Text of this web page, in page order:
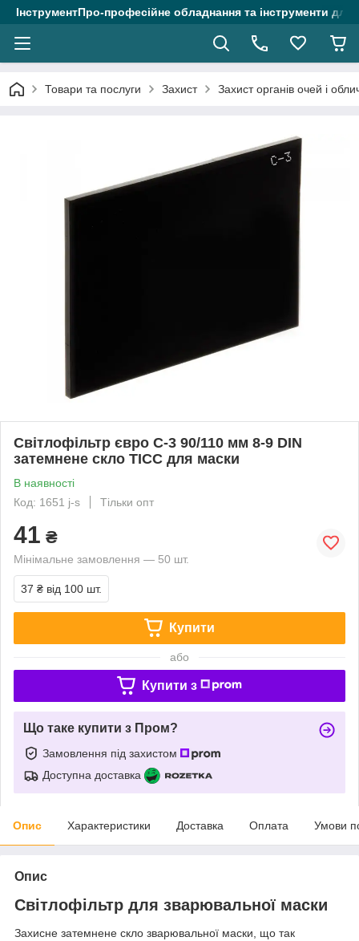
ІнструментПро-професійне обладнання та інструменти для
Товари та послуги Захист Захист органів очей і
Світлофільтр євро С-3 90/110 мм 8-9 DIN
затемнене скло ТІСС для маски
В наявності
Код: 1651 j-s
Тільки опт
41 ₴
Мінімальне замовлення — 50 шт.
37 ₴ від 100 шт.
Купити
або
Купити з
Що таке купити з Пром?
Замовлення під захистом
Доступна доставка
Опис Характеристики Доставка Оплата Умови
Опис
Світлофільтр для зварювальної маски
Захисне затемнене скло зварювальної маски, що так